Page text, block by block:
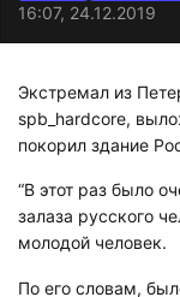
16:07, 24.12.2019
Экстремал из
spb_hardcore,
покорил здание
“В этот раз было
залаза русского
молодой человек.
По его словам,